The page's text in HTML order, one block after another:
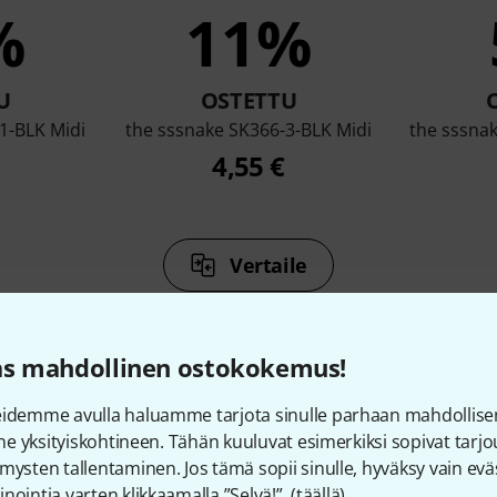
mahdollinen ostokokemus!
avulla haluamme tarjota sinulle parhaan
yksityiskohtineen. Tähän kuuluvat esimerkiksi sopivat
tallentaminen. Jos tämä sopii sinulle, hyväksy vain
BLK Midi
11%
OSTETTU
the sssnake SK366-3-BLK Midi
4,55 €
the
Vertaile
ja yhteensopivat